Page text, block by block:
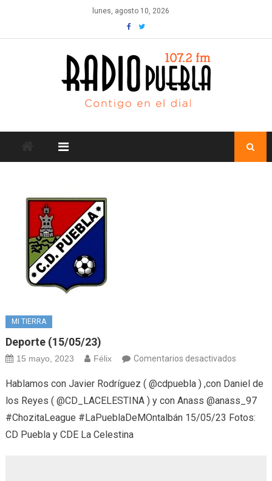
content
lunes, agosto 10, 2026
MI TIERRA
Deporte (15/05/23)
15 mayo, 2023 Félix Comentarios desactivadosen
(15/05/
Hablamos con Javier Rodríguez ( @cdpuebla ) ,con Daniel de
los Reyes ( @CD_LACELESTINA ) y con Anass @anass_97
#ChozitaLeague #LaPueblaDeMOntalbán 15/05/23 Fotos:
CD Puebla y CDE La Celestina